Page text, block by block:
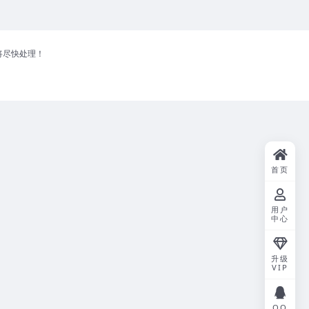
快处理！
首页
用户
中心
升级
VIP